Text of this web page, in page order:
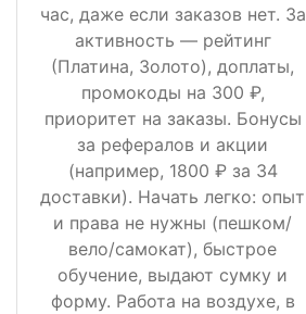
час, даже если заказов нет. За
активность — рейтинг
(Платина, Золото), доплаты,
промокоды на 300 ₽,
приоритет на заказы. Бонусы
за рефералов и акции
(например, 1800 ₽ за 34
доставки). Начать легко: опыт
и права не нужны (пешком/
вело/самокат), быстрое
обучение, выдают сумку и
форму. Работа на воздухе, в